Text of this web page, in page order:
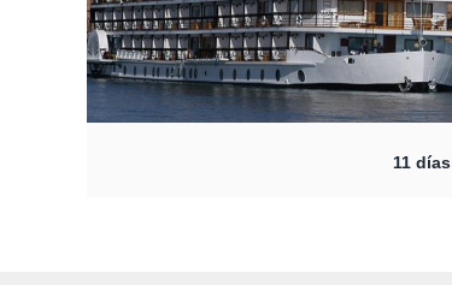
11 días